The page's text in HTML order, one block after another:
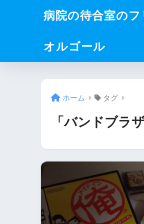
病院の待合室の
オルゴール
ホーム タグ
「バンドブラ